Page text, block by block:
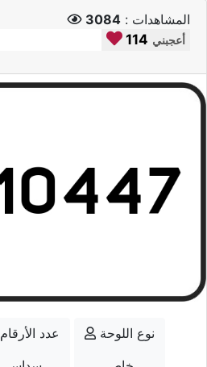
المشاهدات : 3084
114 أعجبني
عدد الأرقام
نوع اللوحة